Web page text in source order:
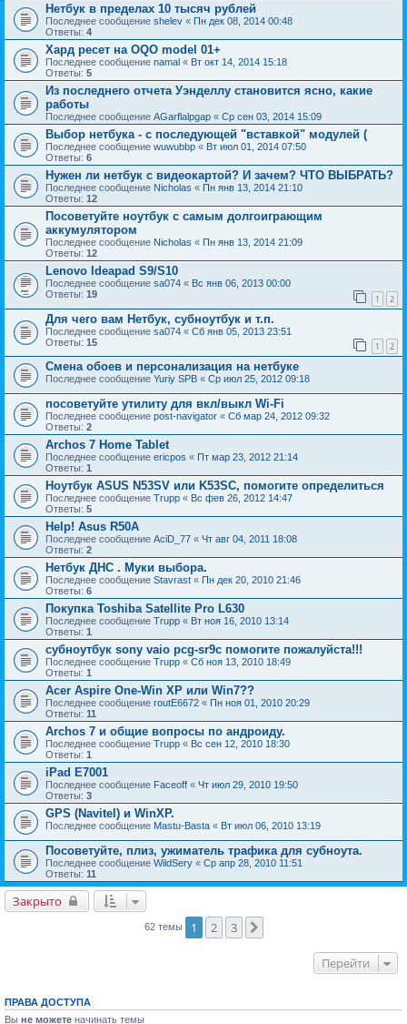
Нетбук в пределах 10 тысяч рублей
Последнее сообщение shelev « Пн дек 08, 2014 00:48
Ответы: 4
Хард ресет на OQO model 01+
Последнее сообщение namal « Вт окт 14, 2014 15:18
Ответы: 5
Из последнего отчета Уэнделлу становится ясно, какие
работы
Последнее сообщение AGarflalpgap « Ср сен 03, 2014 15:09
Выбор нетбука - с последующей "вставкой" модулей (
Последнее сообщение wuwubbp « Вт июл 01, 2014 07:50
Ответы: 6
Нужен ли нетбук с видеокартой? И зачем? ЧТО ВЫБРАТЬ?
Последнее сообщение Nicholas « Пн янв 13, 2014 21:10
Ответы: 12
Посоветуйте ноутбук с самым долгоиграющим
аккумулятором
Последнее сообщение Nicholas « Пн янв 13, 2014 21:09
Ответы: 12
Lenovo Ideapad S9/S10
Последнее сообщение sa074 « Вс янв 06, 2013 00:00
Ответы: 19 1 2
Для чего вам Нетбук, субноутбук и т.п.
Последнее сообщение sa074 « Сб янв 05, 2013 23:51
Ответы: 15 1 2
Смена обоев и персонализация на нетбуке
Последнее сообщение Yuriy SPB « Ср июл 25, 2012 09:18
посоветуйте утилиту для вкл/выкл Wi-Fi
Последнее сообщение post-navigator « Сб мар 24, 2012 09:32
Ответы: 2
Archos 7 Home Tablet
Последнее сообщение ericpos « Пт мар 23, 2012 21:14
Ответы: 1
Ноутбук ASUS N53SV или K53SC, помогите определиться
Последнее сообщение Trupp « Вс фев 26, 2012 14:47
Ответы: 5
Help! Asus R50A
Последнее сообщение AciD_77 « Чт авг 04, 2011 18:08
Ответы: 2
Нетбук ДНС . Муки выбора.
Последнее сообщение Stavrast « Пн дек 20, 2010 21:46
Ответы: 6
Покупка Toshiba Satellite Pro L630
Последнее сообщение Trupp « Вт ноя 16, 2010 13:14
Ответы: 1
субноутбук sony vaio pcg-sr9c помогите пожалуйста!!!
Последнее сообщение Trupp « Сб ноя 13, 2010 18:49
Ответы: 1
Acer Aspire One-Win XP или Win7??
Последнее сообщение routE6672 « Пн ноя 01, 2010 20:29
Ответы: 11
Archos 7 и общие вопросы по андроиду.
Последнее сообщение Trupp « Вс сен 12, 2010 18:30
Ответы: 1
iPad E7001
Последнее сообщение Faceoff « Чт июл 29, 2010 19:50
Ответы: 3
GPS (Navitel) и WinXP.
Последнее сообщение Mastu-Basta « Вт июл 06, 2010 13:19
Посоветуйте, плиз, ужиматель трафика для субноута.
Последнее сообщение WildSery « Ср апр 28, 2010 11:51
Ответы: 11
Закрыто
62 темы 1 2 3
Перейти
ПРАВА ДОСТУПА
Вы не можете начинать темы